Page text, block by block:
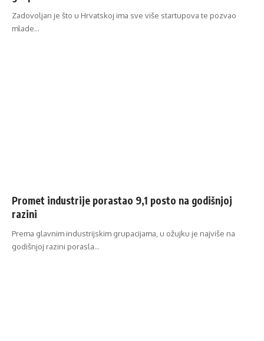
Zadovoljan je što u Hrvatskoj ima sve više startupova te pozvao
mlade…
Promet industrije porastao 9,1 posto na godišnjoj
razini
Prema glavnim industrijskim grupacijama, u ožujku je najviše na
godišnjoj razini porasla…